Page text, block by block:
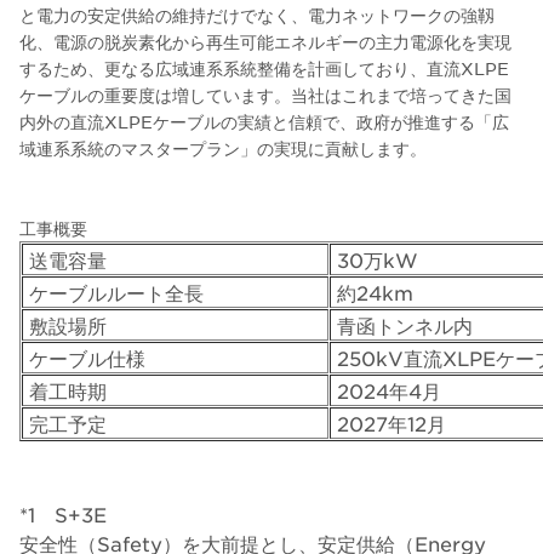
と電力の安定供給の維持だけでなく、電力ネットワークの強靱
化、電源の脱炭素化から再生可能エネルギーの主力電源化を実現
するため、更なる広域連系系統整備を計画しており、直流XLPE
ケーブルの重要度は増しています。当社はこれまで培ってきた国
内外の直流XLPEケーブルの実績と信頼で、政府が推進する「広
域連系系統のマスタープラン」の実現に貢献します。
工事概要
送電容量
30万kW
ケーブルルート全長
約24km
敷設場所
青函トンネル内
ケーブル仕様
250kV直流XLPEケー
着工時期
2024年4月
完工予定
2027年12月
*1 S+3E
安全性（Safety）を大前提とし、安定供給（Energy